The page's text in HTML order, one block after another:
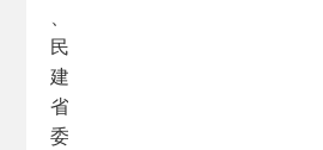
、
民
建
省
委